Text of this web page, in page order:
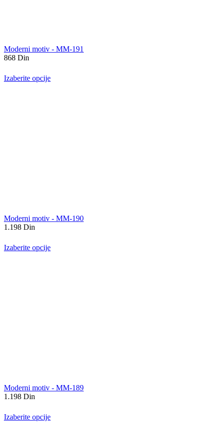
Moderni motiv - MM-191
868 Din
Izaberite opcije
Moderni motiv - MM-190
1.198 Din
Izaberite opcije
Moderni motiv - MM-189
1.198 Din
Izaberite opcije